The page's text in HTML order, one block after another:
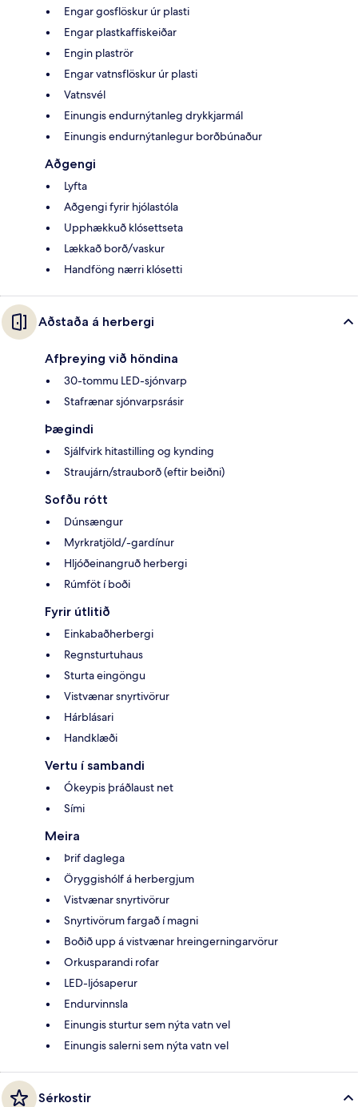
Engar gosflöskur úr plasti
Engar plastkaffiskeiðar
Engin plaströr
Engar vatnsflöskur úr plasti
Vatnsvél
Einungis endurnýtanleg drykkjarmál
Einungis endurnýtanlegur borðbúnaður
Aðgengi
Lyfta
Aðgengi fyrir hjólastóla
Upphækkuð klósettseta
Lækkað borð/vaskur
Handföng nærri klósetti
Aðstaða á herbergi
Afþreying við höndina
30-tommu LED-sjónvarp
Stafrænar sjónvarpsrásir
Þægindi
Sjálfvirk hitastilling og kynding
Straujárn/strauborð (eftir beiðni)
Sofðu rótt
Dúnsængur
Myrkratjöld/-gardínur
Hljóðeinangruð herbergi
Rúmföt í boði
Fyrir útlitið
Einkabaðherbergi
Regnsturtuhaus
Sturta eingöngu
Vistvænar snyrtivörur
Hárblásari
Handklæði
Vertu í sambandi
Ókeypis þráðlaust net
Sími
Meira
Þrif daglega
Öryggishólf á herbergjum
Vistvænar snyrtivörur
Snyrtivörum fargað í magni
Boðið upp á vistvænar hreingerningarvörur
Orkusparandi rofar
LED-ljósaperur
Endurvinnsla
Einungis sturtur sem nýta vatn vel
Einungis salerni sem nýta vatn vel
Sérkostir